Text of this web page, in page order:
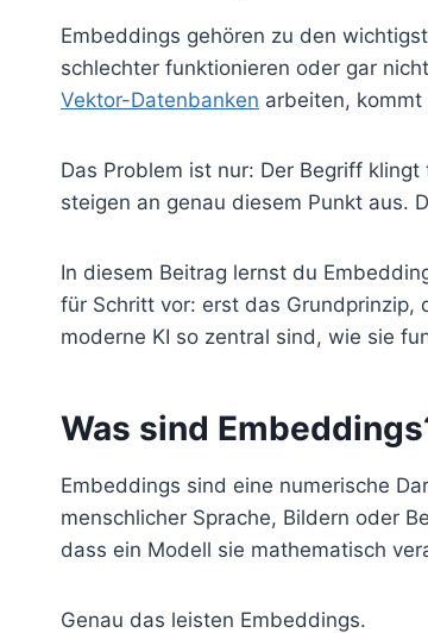
Embeddings gehören zu den
schlechter funktionieren oder gar
Vektor-Datenbanken arbeiten,
Das Problem ist nur: Der Begriff
steigen an genau diesem Punkt aus.
In diesem Beitrag lernst du
für Schritt vor: erst das Grundprinzip,
moderne KI so zentral sind, wie sie
Was sind
Embeddings sind eine numerische
menschlicher Sprache, Bildern oder
dass ein Modell sie mathematisch
Genau das leisten Embeddings.